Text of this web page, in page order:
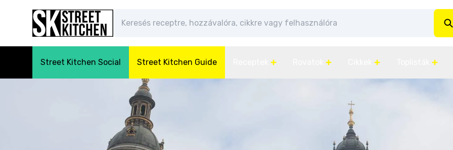
Street Kitchen Social Street Kitchen Guide